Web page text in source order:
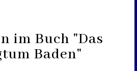
im Buch "Das
Baden"